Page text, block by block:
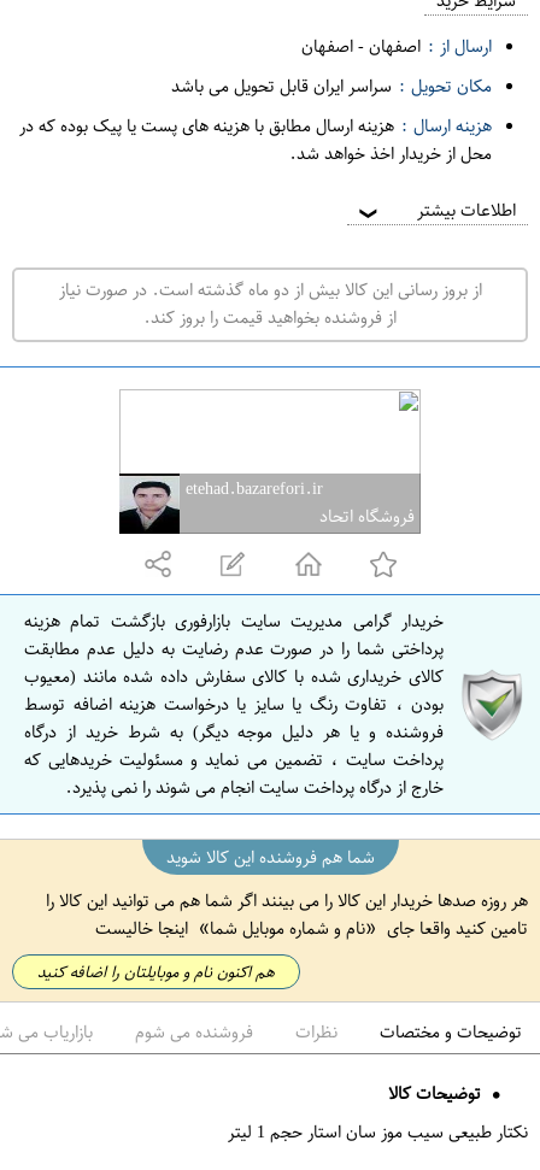
ر
ت
ه
ر
ا
ص
ف
ه
ا
ن
ا
ص
ف
ه
ا
ن
ارسال از : اصفهان-اصفهان
مکان تحویل : سراسر ایران قابل تحویل می باشد
هزینه ارسال : هزینه ارسال مطابق با هزینه های پست یا پیک بوده که در
محل از خریدار اخذ خواهد شد.
اطلاعات بیشتر ❯
از بروز رسانی این کالا بیش از دو ماه گذشته است. در صورت نیاز
از فروشنده بخواهید قیمت را بروز کند.
etehad.bazarefori.ir
فروشگاه اتحاد
خریدار گرامی مدیریت سایت بازارفوری بازگشت تمام هزینه
پرداختی شما را در صورت عدم رضایت به دلیل عدم مطابقت
کالای خریداری شده با کالای سفارش داده شده مانند (معیوب
بودن ، تفاوت رنگ یا سایز یا درخواست هزینه اضافه توسط
فروشنده و یا هر دلیل موجه دیگر) به شرط خرید از درگاه
پرداخت سایت ، تضمین می نماید و مسئولیت خریدهایی که
خارج از درگاه پرداخت سایت انجام می شوند را نمی پذیرد.
شما هم فروشنده این کالا شوید
هر روزه صدها خریدار این کالا را می بینند اگر شما هم می توانید این کالا را
تامین کنید واقعا جای
نام و شماره موبایل شما اینجا خالیست
هم اکنون نام و موبایلتان را اضافه کنید
توضیحات و مختصات نظرات فروشنده می شوم بازاریاب می
توضیحات کالا
نکتار طبیعی سیب موز سان استار حجم 1 لیتر